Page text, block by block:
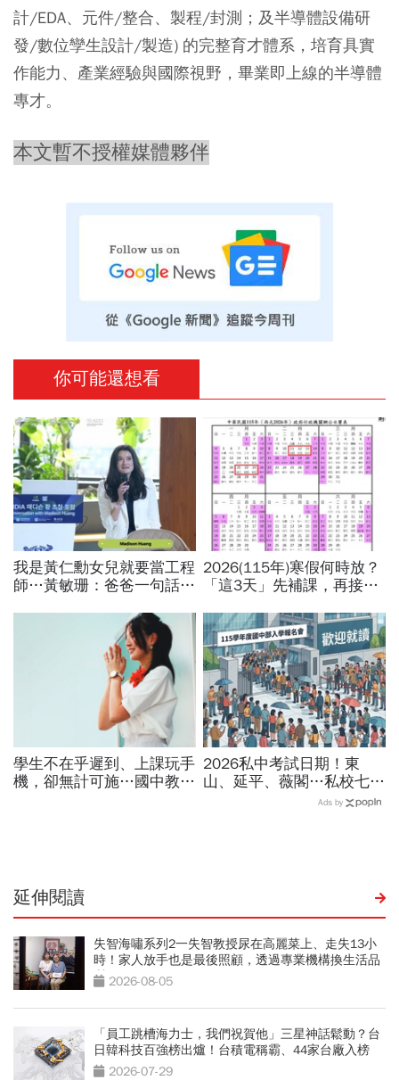
計/EDA、元件/整合、製程/封測；及半導體設備研
發/數位孿生設計/製造) 的完整育才體系，培育具實
作能力、產業經驗與國際視野，畢業即上線的半導體
專才。
本文暫不授權媒體夥伴
你可能還想看
我是黃仁勳女兒就要當工程
師…黃敏珊：爸爸一句話，
「追尋所愛比跟潮流更重
2026(115年)寒假何時放？
「這3天」先補課，再接過
寒假開學日一次看
學生不在乎遲到、上課玩手
機，卻無計可施…國中教師
2026私中考試日期！東
山、延平、薇閣…私校七雄
報名時間、科目、學費、說
Ads by
延伸閱讀
失智海嘯系列2一失智教授尿在高麗菜上、走失13小
時！家人放手也是最後照顧，透過專業機構換生活品
質 2026-08-05
「員工跳槽海力士，我們祝賀他」三星神話鬆動？台
日韓科技百強榜出爐！台積電稱霸、44家台廠入榜
2026-07-29